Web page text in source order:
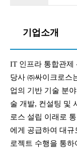
기업소개
IT 인프라 통합관제
당사 ㈜싸이크로스
업의 기반 기술 분
술 개발, 컨설팅 및
로스 설립 이래로
에게 공급하여 대규
로젝트 수행을 통